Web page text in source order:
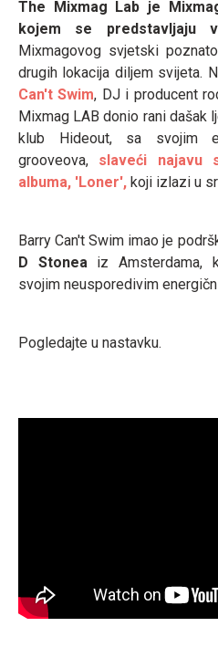
The Mixmag Lab je
kojem se predstavljaju
Mixmagovog svjetski
drugih lokacija diljem svijeta.
Can't Swim, DJ i producent
Mixmag LAB donio rani dašak
klub Hideout, sa svojim
grooveova, slaveći najavu
albuma, 'Loner', koji izlazi u
Barry Can't Swim imao je
D Stonea iz Amsterdama,
svojim neusporedivim
Pogledajte u nastavku.